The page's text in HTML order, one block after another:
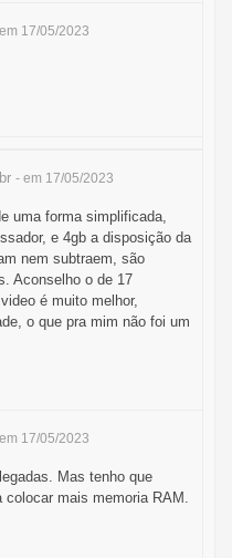
17/05/2023
- em 17/05/2023
uma forma simplificada,
e 4gb a disposição da
nem subtraem, são
Aconselho o de 17
é muito melhor,
o que pra mim não foi um
17/05/2023
Mas tenho que
colocar mais memoria RAM.